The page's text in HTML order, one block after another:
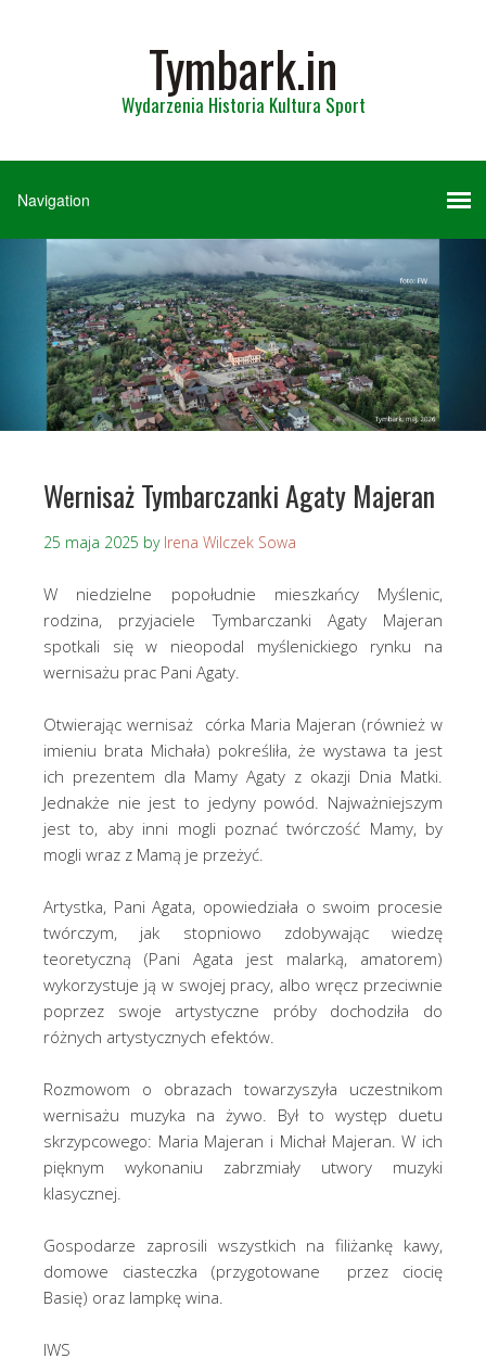
Tymbark.in
Wydarzenia Historia Kultura Sport
Wernisaż Tymbarczanki Agaty Majeran
25 maja 2025 by Irena Wilczek Sowa
W niedzielne popołudnie mieszkańcy Myślenic,
rodzina, przyjaciele Tymbarczanki Agaty Majeran
spotkali się w nieopodal myślenickiego rynku na
wernisażu prac Pani Agaty.
Otwierając wernisaż córka Maria Majeran (również w
imieniu brata Michała) pokreśliła, że wystawa ta jest
ich prezentem dla Mamy Agaty z okazji Dnia Matki.
Jednakże nie jest to jedyny powód. Najważniejszym
jest to, aby inni mogli poznać twórczość Mamy, by
mogli wraz z Mamą je przeżyć.
Artystka, Pani Agata, opowiedziała o swoim procesie
twórczym, jak stopniowo zdobywając wiedzę
teoretyczną (Pani Agata jest malarką, amatorem)
wykorzystuje ją w swojej pracy, albo wręcz przeciwnie
poprzez swoje artystyczne próby dochodziła do
różnych artystycznych efektów.
Rozmowom o obrazach towarzyszyła uczestnikom
wernisażu muzyka na żywo. Był to występ duetu
skrzypcowego: Maria Majeran i Michał Majeran. W ich
pięknym wykonaniu zabrzmiały utwory muzyki
klasycznej.
Gospodarze zaprosili wszystkich na filiżankę kawy,
domowe ciasteczka (przygotowane przez ciocię
Basię) oraz lampkę wina.
IWS